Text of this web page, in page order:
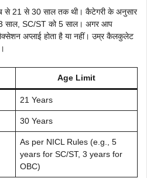
से 21 से 30 साल तक थी। कैटेगरी के अनुसार
साल, SC/ST को 5 साल। अगर आप
अप्लाई होता है या नहीं। उम्र कैलकुलेट
Age Limit
21 Years
30 Years
As per NICL Rules (e.g., 5
years for SC/ST, 3 years for
OBC)